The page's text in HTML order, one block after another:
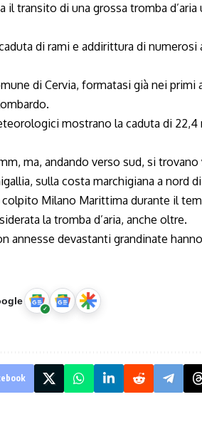
transito di una grossa tromba d’aria
di rami e addirittura di numerosi
di Cervia, formatasi già nei primi
mostrano la caduta di 22,4
ma, andando verso sud, si trovano
sulla costa marchigiana a nord
Milano Marittima durante il
la tromba d’aria, anche oltre.
annesse devastanti grandinate